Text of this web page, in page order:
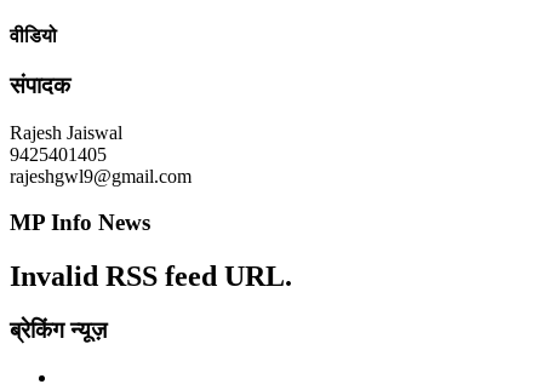
वीडियो
संपादक
Rajesh Jaiswal
9425401405
rajeshgwl9@gmail.com
MP Info News
Invalid RSS feed URL.
ब्रेकिंग न्यूज़